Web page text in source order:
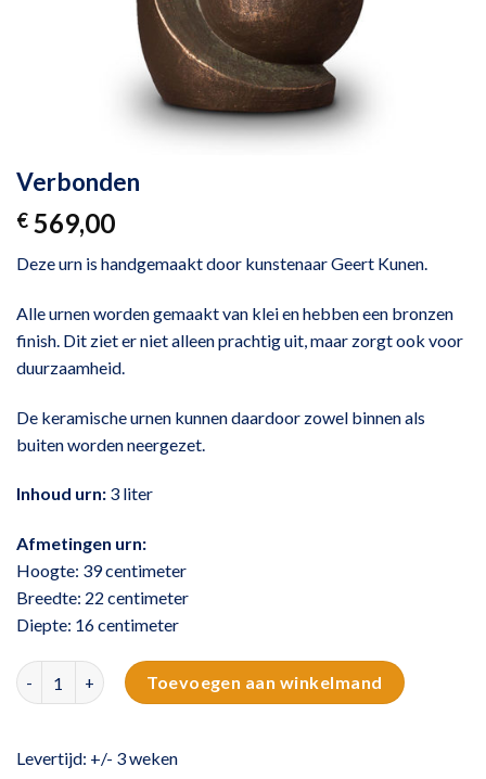
Verbonden
€ 569,00
Deze urn is handgemaakt door kunstenaar Geert Kunen.
Alle urnen worden gemaakt van klei en hebben een bronzen
finish. Dit ziet er niet alleen prachtig uit, maar zorgt ook voor
duurzaamheid.
De keramische urnen kunnen daardoor zowel binnen als
buiten worden neergezet.
Inhoud urn: 3 liter
Afmetingen urn:
Hoogte: 39 centimeter
Breedte: 22 centimeter
Diepte: 16 centimeter
Verbonden aantal Toevoegen aan winkelmand
Levertijd: +/- 3 weken